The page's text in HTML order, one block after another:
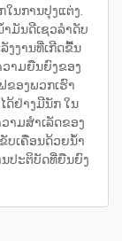
ນການປຸງແຕ່ງ.
ມັນດີເຊວລຳດັບ
ງງານທີ່ເກີດຂື້ນ
າມຍືນຍົງຂອງ
ຂອງພວກເຮົາ
ດ້ຢ່າງມີນັກ ໃນ
າມສຳເລັດຂອງ
ບເຄື່ອນດ້ວຍນ້ຳ
ປະຕິບັດທີ່ຍືນຍົງ